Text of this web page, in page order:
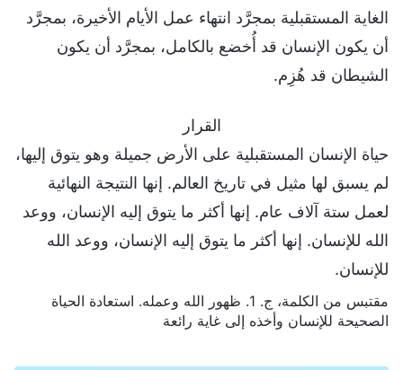
الغاية المستقبلية بمجرَّد انتهاء عمل الأيام الأخيرة، بمجرَّد
أن يكون الإنسان قد أُخضع بالكامل، بمجرَّد أن يكون
الشيطان قد هُزِم.
القرار
حياة الإنسان المستقبلية على الأرض جميلة وهو يتوق إليها،
لم يسبق لها مثيل في تاريخ العالم. إنها النتيجة النهائية
لعمل ستة آلاف عام. إنها أكثر ما يتوق إليه الإنسان، ووعد
الله للإنسان. إنها أكثر ما يتوق إليه الإنسان، ووعد الله
للإنسان.
مقتبس من الكلمة، ج. 1. ظهور الله وعمله. استعادة الحياة
الصحيحة للإنسان وأخذه إلى غاية رائعة